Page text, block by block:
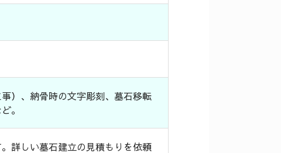
）、納骨時の文字彫刻、墓石移転
。
詳しい墓石建立の見積もりを依頼